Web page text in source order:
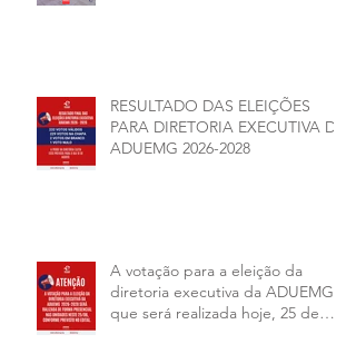
RESULTADO DAS ELEIÇÕES
PARA DIRETORIA EXECUTIVA DA
ADUEMG 2026-2028
A votação para a eleição da
diretoria executiva da ADUEMG
que será realizada hoje, 25 de